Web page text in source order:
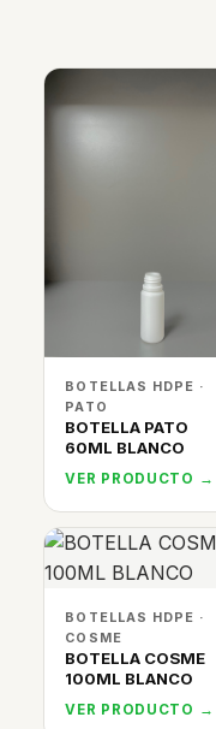
BOTELLAS HDPE ·
PATO
BOTELLA PATO
60ML BLANCO
VER PRODUCTO →
BOTELLAS HDPE ·
COSME
BOTELLA COSME
100ML BLANCO
VER PRODUCTO →